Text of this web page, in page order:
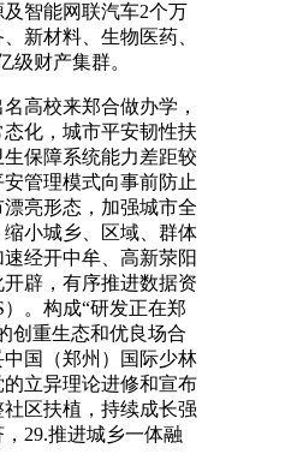
智能网联汽车2个万
新材料、生物医药、
级财产集群。
校来郑合做办学，
化，城市平安韧性扶
保障系统能力差距较
管理模式向事前防止
亮形态，加强城市全
小城乡、区域、群体
经开中牟、高新荥阳
辟，有序推进数据资
。构成“研发正在郑
创重生态和优良场合
国（郑州）国际少林
立异理论进修和宣布
区扶植，持续成长强
29.推进城乡一体融